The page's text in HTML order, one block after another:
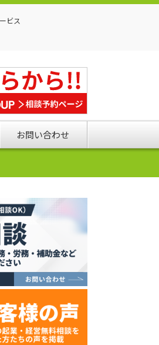
ビス
お問い合わせ